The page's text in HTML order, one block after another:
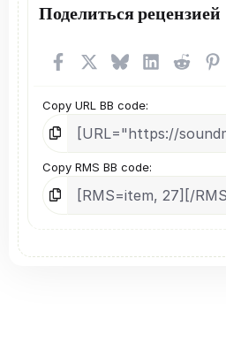
Поделиться рецензией
FacebookX (Twitter)
BlueskyLinkedInReddit
Copy URL BB code
Copy RMS BB code